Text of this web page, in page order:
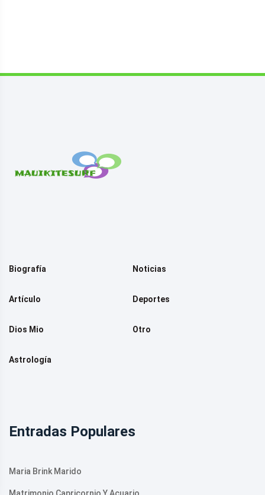
Biografía Noticias
Artículo Deportes
Dios Mio Otro
Astrología
Entradas Populares
Maria Brink Marido
Matrimonio Capricornio Y Acuario